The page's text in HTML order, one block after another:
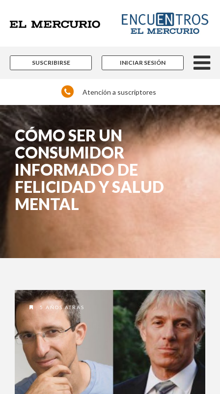
SUSCRIBIRSE INICIAR SESIÓN
Atención a suscriptores
CÓMO SER UN
CONSUMIDOR
INFORMADO DE
FELICIDAD Y SALUD
MENTAL
5 AÑOS ATRAS